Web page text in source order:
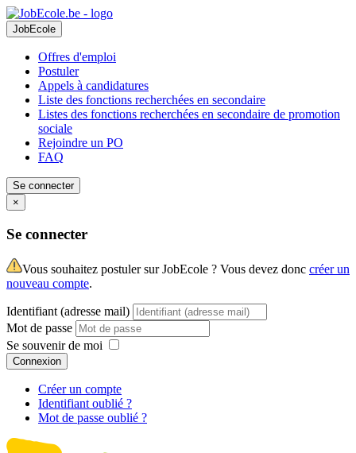
JobEcole
Offres d'emploi
Postuler
Appels à candidatures
Liste des fonctions recherchées en secondaire
Listes des fonctions recherchées en secondaire de promotion
sociale
Rejoindre un PO
FAQ
Se connecter
×
Se connecter
Vous souhaitez postuler sur JobEcole ? Vous devez donc créer un
nouveau compte.
Identifiant (adresse mail)
Mot de passe
Se souvenir de moi
Connexion
Créer un compte
Identifiant oublié ?
Mot de passe oublié ?